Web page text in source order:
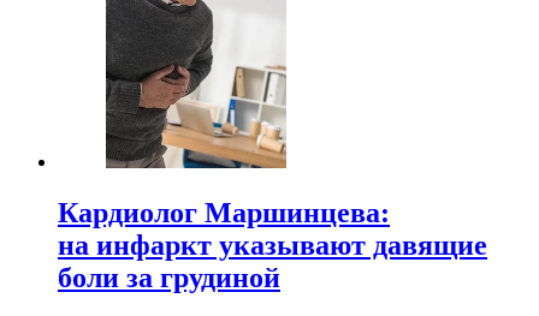
Кардиолог Маршинцева:
на инфаркт указывают давящие
боли за грудиной